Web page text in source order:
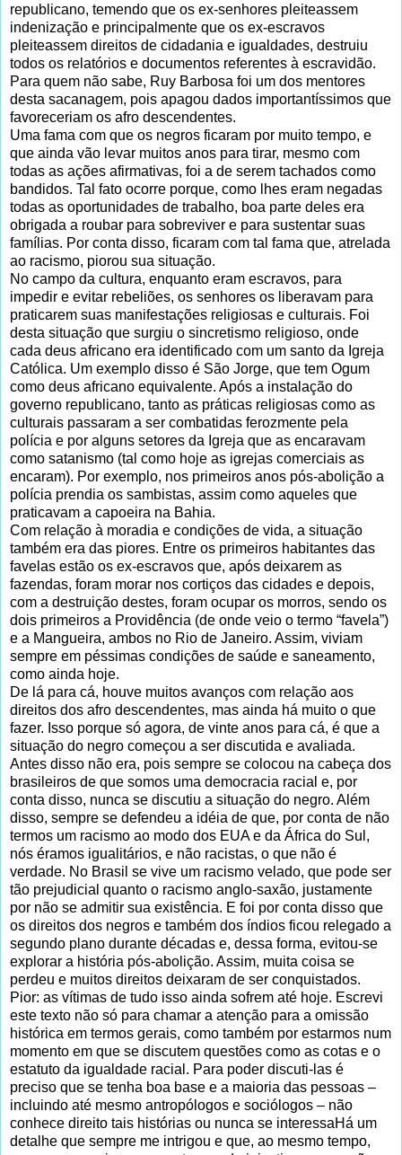
republicano, temendo que os ex-senhores pleiteassem
indenização e principalmente que os ex-escravos
pleiteassem direitos de cidadania e igualdades, destruiu
todos os relatórios e documentos referentes à escravidão.
Para quem não sabe, Ruy Barbosa foi um dos mentores
desta sacanagem, pois apagou dados importantíssimos que
favoreceriam os afro descendentes.
Uma fama com que os negros ficaram por muito tempo, e
que ainda vão levar muitos anos para tirar, mesmo com
todas as ações afirmativas, foi a de serem tachados como
bandidos. Tal fato ocorre porque, como lhes eram negadas
todas as oportunidades de trabalho, boa parte deles era
obrigada a roubar para sobreviver e para sustentar suas
famílias. Por conta disso, ficaram com tal fama que, atrelada
ao racismo, piorou sua situação.
No campo da cultura, enquanto eram escravos, para
impedir e evitar rebeliões, os senhores os liberavam para
praticarem suas manifestações religiosas e culturais. Foi
desta situação que surgiu o sincretismo religioso, onde
cada deus africano era identificado com um santo da Igreja
Católica. Um exemplo disso é São Jorge, que tem Ogum
como deus africano equivalente. Após a instalação do
governo republicano, tanto as práticas religiosas como as
culturais passaram a ser combatidas ferozmente pela
polícia e por alguns setores da Igreja que as encaravam
como satanismo (tal como hoje as igrejas comerciais as
encaram). Por exemplo, nos primeiros anos pós-abolição a
polícia prendia os sambistas, assim como aqueles que
praticavam a capoeira na Bahia.
Com relação à moradia e condições de vida, a situação
também era das piores. Entre os primeiros habitantes das
favelas estão os ex-escravos que, após deixarem as
fazendas, foram morar nos cortiços das cidades e depois,
com a destruição destes, foram ocupar os morros, sendo os
dois primeiros a Providência (de onde veio o termo “favela”)
e a Mangueira, ambos no Rio de Janeiro. Assim, viviam
sempre em péssimas condições de saúde e saneamento,
como ainda hoje.
De lá para cá, houve muitos avanços com relação aos
direitos dos afro descendentes, mas ainda há muito o que
fazer. Isso porque só agora, de vinte anos para cá, é que a
situação do negro começou a ser discutida e avaliada.
Antes disso não era, pois sempre se colocou na cabeça dos
brasileiros de que somos uma democracia racial e, por
conta disso, nunca se discutiu a situação do negro. Além
disso, sempre se defendeu a idéia de que, por conta de não
termos um racismo ao modo dos EUA e da África do Sul,
nós éramos igualitários, e não racistas, o que não é
verdade. No Brasil se vive um racismo velado, que pode ser
tão prejudicial quanto o racismo anglo-saxão, justamente
por não se admitir sua existência. E foi por conta disso que
os direitos dos negros e também dos índios ficou relegado a
segundo plano durante décadas e, dessa forma, evitou-se
explorar a história pós-abolição. Assim, muita coisa se
perdeu e muitos direitos deixaram de ser conquistados.
Pior: as vítimas de tudo isso ainda sofrem até hoje. Escrevi
este texto não só para chamar a atenção para a omissão
histórica em termos gerais, como também por estarmos num
momento em que se discutem questões como as cotas e o
estatuto da igualdade racial. Para poder discuti-las é
preciso que se tenha boa base e a maioria das pessoas –
incluindo até mesmo antropólogos e sociólogos – não
conhece direito tais histórias ou nunca se interessaHá um
detalhe que sempre me intrigou e que, ao mesmo tempo,